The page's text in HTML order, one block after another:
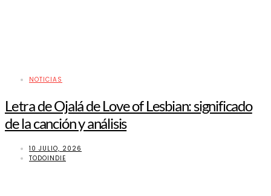
NOTICIAS
Letra de Ojalá de Love of Lesbian: significado
de la canción y análisis
10 JULIO, 2026
TODOINDIE